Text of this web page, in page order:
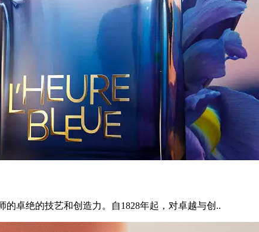
卓绝的技艺和创造力。自1828年起，对卓越与创..